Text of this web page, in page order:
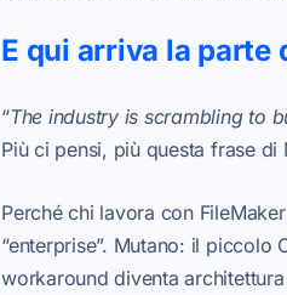
E qui arriva la
“The industry is scrambling to
Più ci pensi, più questa frase
Perché chi lavora con
“enterprise”. Mutano: il piccolo
workaround diventa